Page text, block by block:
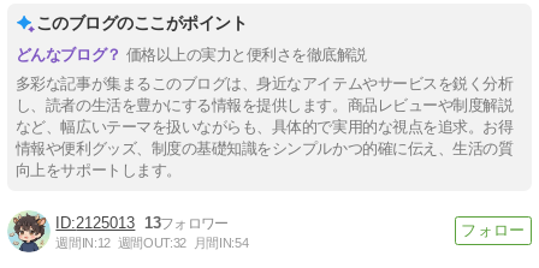
このブログのここがポイント
価格以上の実力と便利さを徹底解説
多彩な記事が集まるこのブログは、身近なアイテムやサービスを鋭く分析
し、読者の生活を豊かにする情報を提供します。商品レビューや制度解説
など、幅広いテーマを扱いながらも、具体的で実用的な視点を追求。お得
情報や便利グッズ、制度の基礎知識をシンプルかつ的確に伝え、生活の質
向上をサポートします。
2125013 13
週間IN:12 週間OUT:32 月間IN:54